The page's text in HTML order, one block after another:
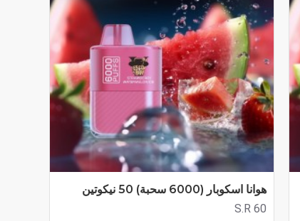
هوانا اسكوبار (6000 سحبة) 50 نيكوتين
S.R 60